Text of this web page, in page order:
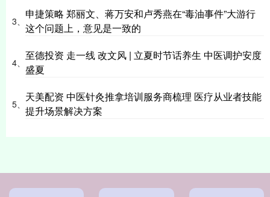
3、
申捷策略 郑丽文、蒋万安和卢秀燕在“毒油事件”大游行
这个问题上，意见是一致的
4、
至德投资 走一线 改文风 | 立夏时节话养生 中医调护安度
盛夏
5、
天美配资 中医针灸推拿培训服务商梳理 医疗从业者技能
提升场景解决方案